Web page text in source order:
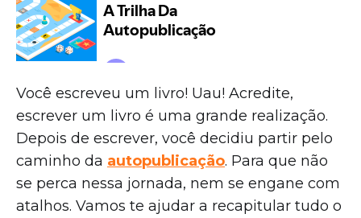
Você escreveu um livro! Uau! Acredite,
escrever um livro é uma grande realização.
Depois de escrever, você decidiu partir pelo
caminho da autopublicação. Para que não
se perca nessa jornada, nem se engane com
atalhos. Vamos te ajudar a recapitular tudo o